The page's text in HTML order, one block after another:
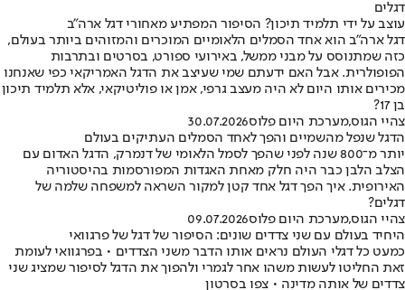
דגלים
עוצב על ידי תלמיד תיכון? הסיפור המפתיע מאחורי דגל ארה"ב
דגל ארה"ב הוא אחד הסמלים הלאומיים המוכרים והמזוהים ביותר בעולם,
כזה שמתנוסס על מבני ממשל, באירועי ספורט, בסרטים ובתרבות
הפופולרית. אבל האם ידעתם שמי שעיצב את הדגל האמריקאי כפי שאנחנו
מכירים אותו היום לא היה מעצב גרפי, אמן או פוליטיקאי, אלא תלמיד תיכון
בן 17?
צהיי הגוס,מערכת היום פלוס30.07.2026
הדגל שנפל מהשמיים והפך לאחד הסמלים העתיקים בעולם
יותר מ־800 שנה לפני שהפך לסמל הלאומי של דנמרק, הדגל האדום עם
הצלב הלבן כבר היה חלק מאחת האגדות המפורסמות בהיסטוריה
האירופית. איך הפך דגל אחד קטן למקור השראה למשפחה שלמה של
דגלים?
צהיי הגוס,מערכת היום פלוס09.07.2026
היחיד בעולם עם שני צדדים שונים: הסיפור של דגל של פרגוואי
כמעט כל דגלי העולם נראים אותו הדבר משני הצדדים • בפרגוואי לעומת
זאת החליטו לעשות משהו אחר לגמרי ולהפוך את הדגל לסיפור שמציג שני
צדדים של אותה מדינה • צפו בסרטון